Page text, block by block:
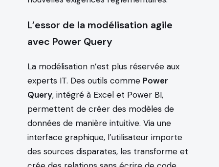
L’essor de la modélisation agile
avec Power Query
La modélisation n’est plus réservée aux
experts IT. Des outils comme Power
Query, intégré à Excel et Power BI,
permettent de créer des modèles de
données de manière intuitive. Via une
interface graphique, l’utilisateur importe
des sources disparates, les transforme et